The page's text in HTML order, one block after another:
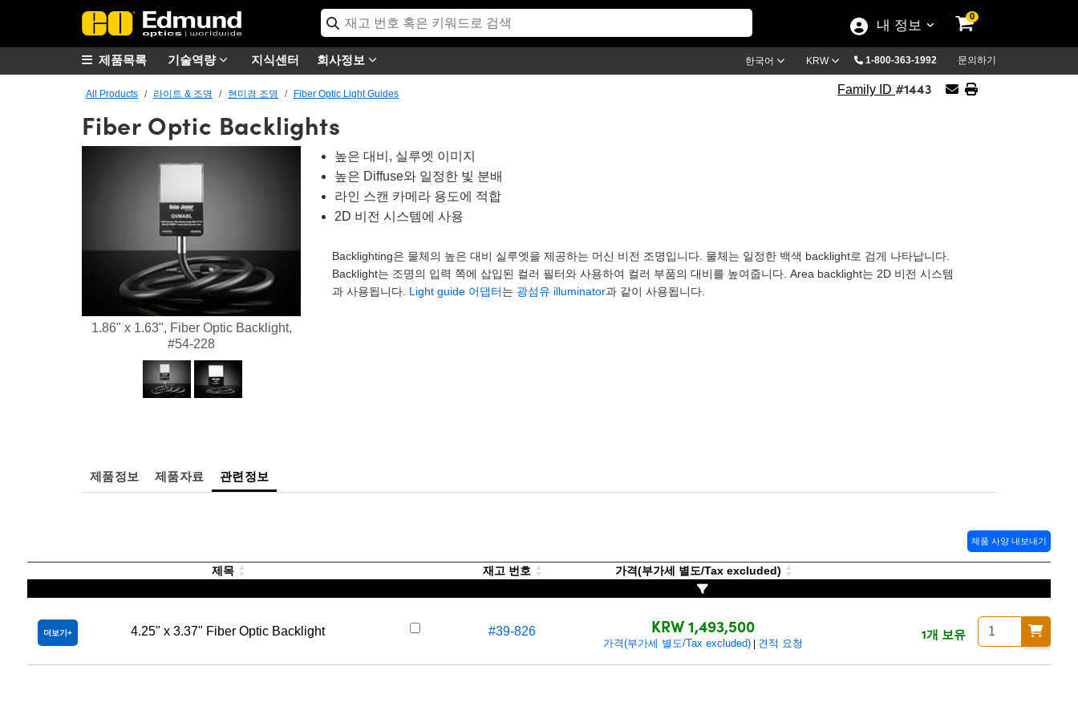
내 정보
0
기술역량 지식센터 회사정보 한국어 KRW 1-800-363-1992 문의하기
제품목록
All Products 라이트 & 조명 현미경 조명 Fiber Optic Light Guides Family ID #1443
Fiber Optic Backlights
1.86" x 1.63", Fiber Optic Backlight,
#54-228
높은 대비, 실루엣 이미지
높은 Diffuse와 일정한 빛 분배
라인 스캔 카메라 용도에 적합
2D 비전 시스템에 사용
Backlighting은 물체의 높은 대비 실루엣을 제공하는 머신 비전 조명입니다. 물체는 일정한 백색 backlight로 검게 나타납니다.
Backlight는 조명의 입력 쪽에 삽입된 컬러 필터와 사용하여 컬러 부품의 대비를 높여줍니다. Area backlight는 2D 비전 시스템
과 사용됩니다. Light guide 어댑터는 광섬유 illuminator과 같이 사용됩니다.
제품정보 제품자료 관련정보
제품 사양 내보내기
제목 재고 번호 가격(부가세 별도/Tax excluded)
더보기 4.25" x 3.37" Fiber Optic Backlight #39-826 KRW 1,493,500
가격(부가세 별도/Tax excluded)| 견적 요청
1개 보유